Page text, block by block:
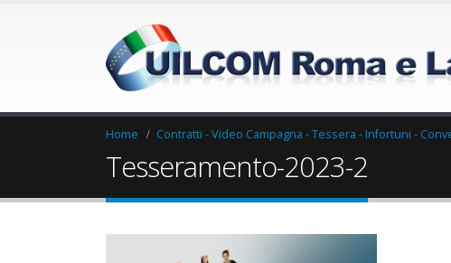
Home Contratti - Video Campagna - Tessera - Infortuni -
Tesseramento-2023-2